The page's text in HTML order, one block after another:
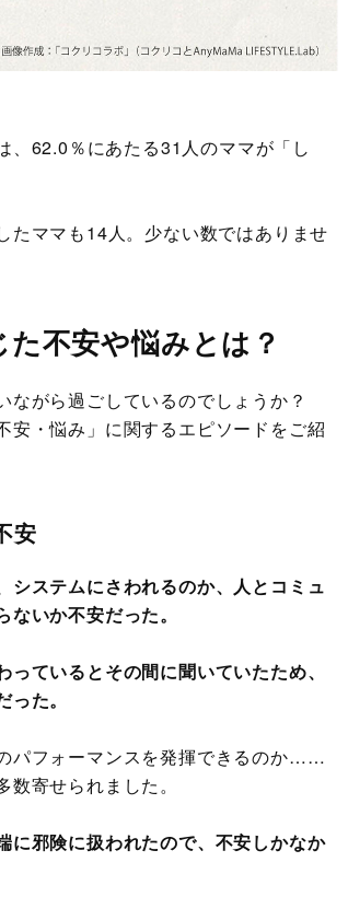
、62.0％にあたる31人のママが「し
たママも14人。少ない数ではありませ
不安や悩みとは？
ながら過ごしているのでしょうか？
安・悩み」に関するエピソードをご紹
安
システムにさわれるのか、人とコミュ
いか不安だった。
ているとその間に聞いていたため、
た。
パフォーマンスを発揮できるのか……
寄せられました。
に邪険に扱われたので、不安しかなか